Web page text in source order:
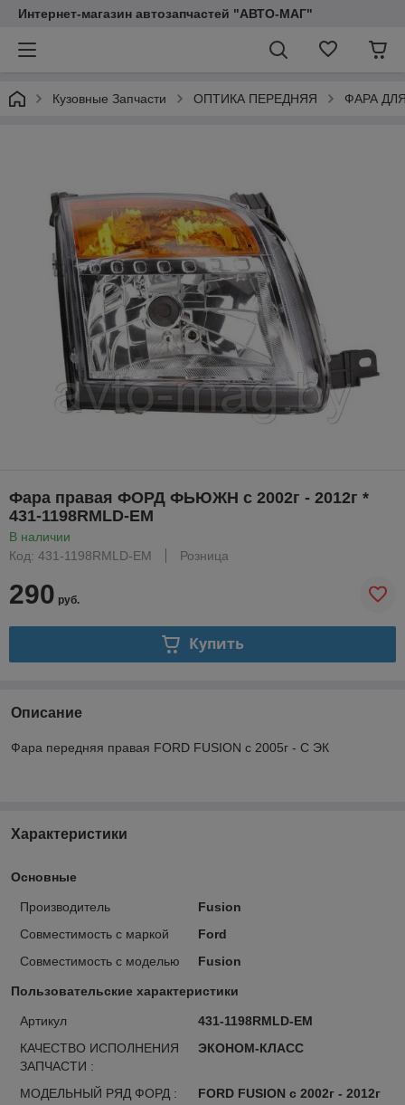
Интернет-магазин автозапчастей "АВТО-МАГ"
Кузовные Запчасти ОПТИКА ПЕРЕДНЯЯ ФАРА
Фара правая ФОРД ФЬЮЖН с 2002г - 2012г *
431-1198RMLD-EM
В наличии
Код: 431-1198RMLD-EM
Розница
290 руб.
Купить
Описание
Фара передняя правая FORD FUSION с 2005г - C ЭК
Характеристики
Основные
Производитель
Fusion
Совместимость с маркой
Ford
Совместимость с моделью
Fusion
Пользовательские характеристики
Артикул
431-1198RMLD-EM
КАЧЕСТВО ИСПОЛНЕНИЯ
ЗАПЧАСТИ :
ЭКОНОМ-КЛАСС
МОДЕЛЬНЫЙ РЯД ФОРД :
FORD FUSION с 2002г - 2012г